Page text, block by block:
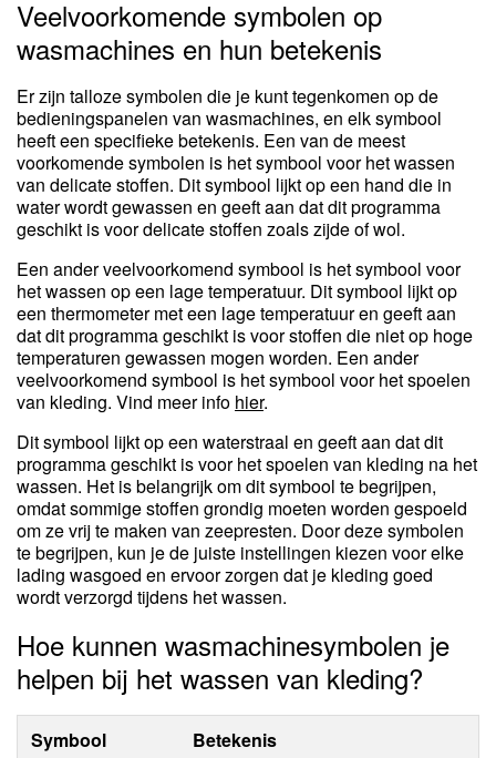
Veelvoorkomende symbolen op
wasmachines en hun betekenis
Er zijn talloze symbolen die je kunt tegenkomen op de
bedieningspanelen van wasmachines, en elk symbool
heeft een specifieke betekenis. Een van de meest
voorkomende symbolen is het symbool voor het wassen
van delicate stoffen. Dit symbool lijkt op een hand die in
water wordt gewassen en geeft aan dat dit programma
geschikt is voor delicate stoffen zoals zijde of wol.
Een ander veelvoorkomend symbool is het symbool voor
het wassen op een lage temperatuur. Dit symbool lijkt op
een thermometer met een lage temperatuur en geeft aan
dat dit programma geschikt is voor stoffen die niet op hoge
temperaturen gewassen mogen worden. Een ander
veelvoorkomend symbool is het symbool voor het spoelen
van kleding. Vind meer info hier.
Dit symbool lijkt op een waterstraal en geeft aan dat dit
programma geschikt is voor het spoelen van kleding na het
wassen. Het is belangrijk om dit symbool te begrijpen,
omdat sommige stoffen grondig moeten worden gespoeld
om ze vrij te maken van zeepresten. Door deze symbolen
te begrijpen, kun je de juiste instellingen kiezen voor elke
lading wasgoed en ervoor zorgen dat je kleding goed
wordt verzorgd tijdens het wassen.
Hoe kunnen wasmachinesymbolen je
helpen bij het wassen van kleding?
Symbool
Betekenis